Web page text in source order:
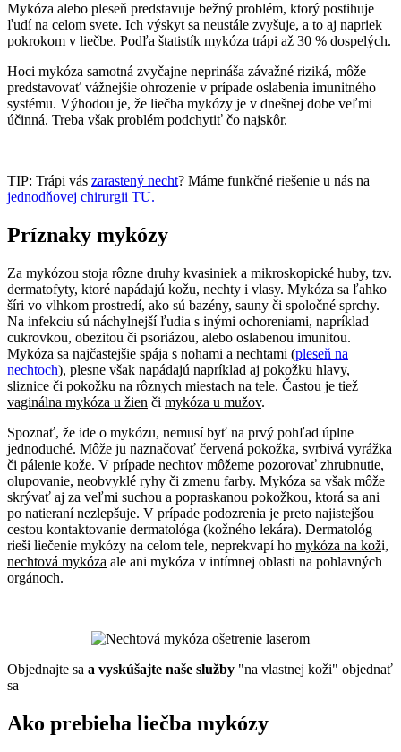
Mykóza alebo pleseň predstavuje bežný problém, ktorý postihuje
ľudí na celom svete. Ich výskyt sa neustále zvyšuje, a to aj napriek
pokrokom v liečbe. Podľa štatistík mykóza trápi až 30 % dospelých.
Hoci mykóza samotná zvyčajne neprináša závažné riziká, môže
predstavovať vážnejšie ohrozenie v prípade oslabenia imunitného
systému. Výhodou je, že liečba mykózy je v dnešnej dobe veľmi
účinná. Treba však problém podchytiť čo najskôr.
TIP: Trápi vás zarastený necht? Máme funkčné riešenie u nás na
jednodňovej chirurgii TU.
Príznaky mykózy
Za mykózou stoja rôzne druhy kvasiniek a mikroskopické huby, tzv.
dermatofyty, ktoré napádajú kožu, nechty i vlasy. Mykóza sa ľahko
šíri vo vlhkom prostredí, ako sú bazény, sauny či spoločné sprchy.
Na infekciu sú náchylnejší ľudia s inými ochoreniami, napríklad
cukrovkou, obezitou či psoriázou, alebo oslabenou imunitou.
Mykóza sa najčastejšie spája s nohami a nechtami (pleseň na
nechtoch), plesne však napádajú napríklad aj pokožku hlavy,
sliznice či pokožku na rôznych miestach na tele. Častou je tiež
vaginálna mykóza u žien či mykóza u mužov.
Spoznať, že ide o mykózu, nemusí byť na prvý pohľad úplne
jednoduché. Môže ju naznačovať červená pokožka, svrbivá vyrážka
či pálenie kože. V prípade nechtov môžeme pozorovať zhrubnutie,
olupovanie, neobvyklé ryhy či zmenu farby. Mykóza sa však môže
skrývať aj za veľmi suchou a popraskanou pokožkou, ktorá sa ani
po natieraní nezlepšuje. V prípade podozrenia je preto najistejšou
cestou kontaktovanie dermatológa (kožného lekára). Dermatológ
rieši liečenie mykózy na celom tele, neprekvapí ho mykóza na koži,
nechtová mykóza ale ani mykóza v intímnej oblasti na pohlavných
orgánoch.
Objednajte sa a vyskúšajte naše služby "na vlastnej koži" objednať
sa
Ako prebieha liečba mykózy